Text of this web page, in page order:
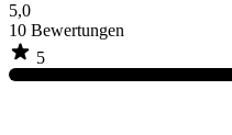
5,0
10 Bewertungen
5